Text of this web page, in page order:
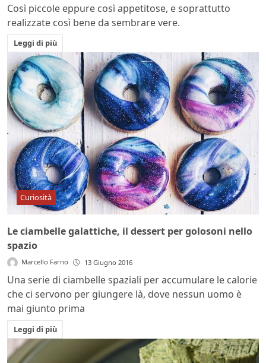
Così piccole eppure così appetitose, e soprattutto
realizzate così bene da sembrare vere.
Leggi di più
Curiosità
Le ciambelle galattiche, il dessert per golosoni nello
spazio
Marcello Farno 13 Giugno 2016
Una serie di ciambelle spaziali per accumulare le calorie
che ci servono per giungere là, dove nessun uomo è
mai giunto prima
Leggi di più